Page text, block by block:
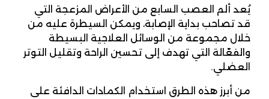
يُعد ألم العصب السابع من الأعراض المزعجة التي
قد تصاحب بداية الإصابة، ويمكن السيطرة عليه من
خلال مجموعة من الوسائل العلاجية البسيطة
والفعّالة التي تهدف إلى تحسين الراحة وتقليل التوتر
العضلي.
من أبرز هذه الطرق استخدام الكمادات الدافئة على